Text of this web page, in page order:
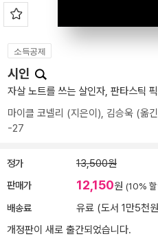
소득공제
시인
자살 노트를 쓰는 살인자, 판타스틱
마이클 코넬리 (지은이), 김승욱 (옮
-27
정가 13,500원
판매가 12,150원 (10%
배송료
유료 (도서 1만5천
개정판이 새로 출간되었습니다.